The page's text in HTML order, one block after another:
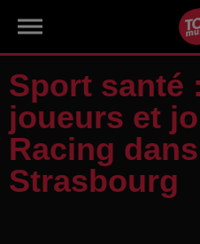
Sport santé
joueurs et
Racing
Strasbourg